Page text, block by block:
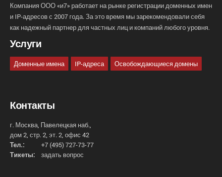
Компания ООО «и7» работает на рынке регистрации доменных имен
и IP-адресов с 2007 года. За это время мы зарекомендовали себя
как надежный партнер для частных лиц и компаний любого уровня.
Услуги
Доменные имена IP-адреса Освобождающиеся домены
Контакты
г. Москва, Павелецкая наб.,
дом 2, стр. 2, эт. 2, офис 42
Тел.:
+7 (495) 727-73-77
Тикеты:
задать вопрос